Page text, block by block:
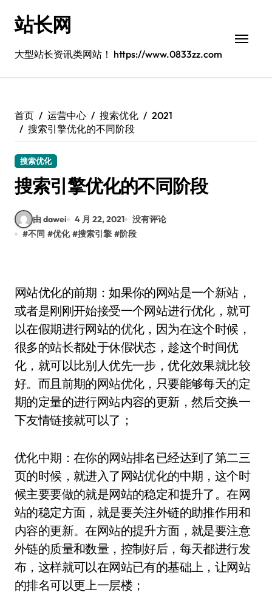
站长网
大型站长资讯类网站！ https://www.0833zz.com
首页 运营中心 搜索优化
2021
搜索引擎优化的不同阶段
搜索优化
搜索引擎优化的不同阶段
由 dawei 4 月 22, 2021
没有评论
#不同 #优化 #搜索引擎 #阶段
网站优化的前期：如果你的网站是一个新站，
或者是刚刚开始接受一个网站进行优化，就可
以在假期进行网站的优化，因为在这个时候，
很多的站长都处于休假状态，趁这个时间优
化，就可以比别人优先一步，优化效果就比较
好。而且前期的网站优化，只要能够每天的定
期的定量的进行网站内容的更新，然后交换一
下友情链接就可以了；
优化中期：在你的网站排名已经达到了第二三
页的时候，就进入了网站优化的中期，这个时
候主要要做的就是网站的稳定和提升了。在网
站的稳定方面，就是要关注外链的助推作用和
内容的更新。在网站的提升方面，就是要注意
外链的质量和数量，控制好后，每天都进行发
布，这样就可以在网站已有的基础上，让网站
的排名可以更上一层楼；